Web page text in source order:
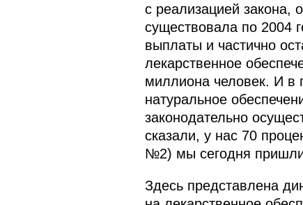
с реализацией закона,
существовала по 2004
выплаты и частично
лекарственное
миллиона человек. И в
натуральное
законодательно
сказали, у нас 70
№2) мы сегодня пришли
Здесь представлена